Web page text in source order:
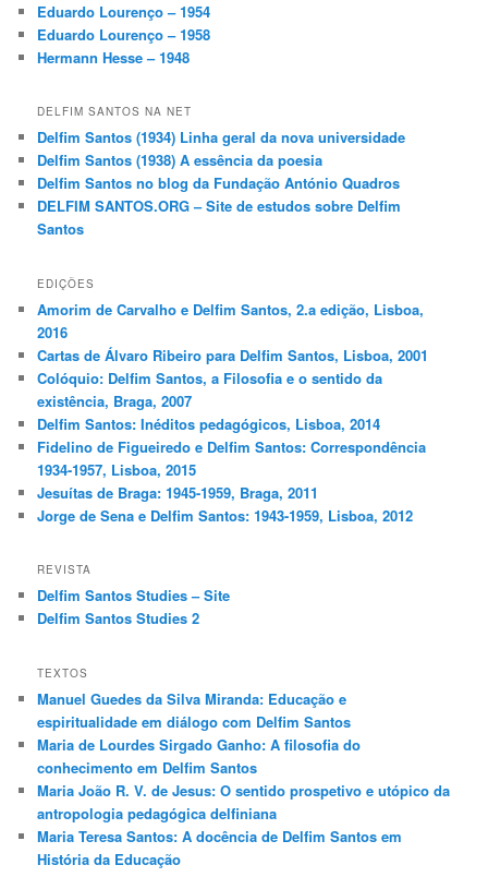
Eduardo Lourenço – 1954
Eduardo Lourenço – 1958
Hermann Hesse – 1948
DELFIM SANTOS NA NET
Delfim Santos (1934) Linha geral da nova universidade
Delfim Santos (1938) A essência da poesia
Delfim Santos no blog da Fundação António Quadros
DELFIM SANTOS.ORG – Site de estudos sobre Delfim
Santos
EDIÇÕES
Amorim de Carvalho e Delfim Santos, 2.a edição, Lisboa,
2016
Cartas de Álvaro Ribeiro para Delfim Santos, Lisboa, 2001
Colóquio: Delfim Santos, a Filosofia e o sentido da
existência, Braga, 2007
Delfim Santos: Inéditos pedagógicos, Lisboa, 2014
Fidelino de Figueiredo e Delfim Santos: Correspondência
1934-1957, Lisboa, 2015
Jesuítas de Braga: 1945-1959, Braga, 2011
Jorge de Sena e Delfim Santos: 1943-1959, Lisboa, 2012
REVISTA
Delfim Santos Studies – Site
Delfim Santos Studies 2
TEXTOS
Manuel Guedes da Silva Miranda: Educação e
espiritualidade em diálogo com Delfim Santos
Maria de Lourdes Sirgado Ganho: A filosofia do
conhecimento em Delfim Santos
Maria João R. V. de Jesus: O sentido prospetivo e utópico da
antropologia pedagógica delfiniana
Maria Teresa Santos: A docência de Delfim Santos em
História da Educação